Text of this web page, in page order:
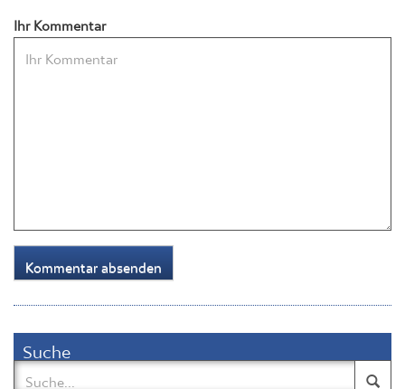
Ihr Kommentar
Suche